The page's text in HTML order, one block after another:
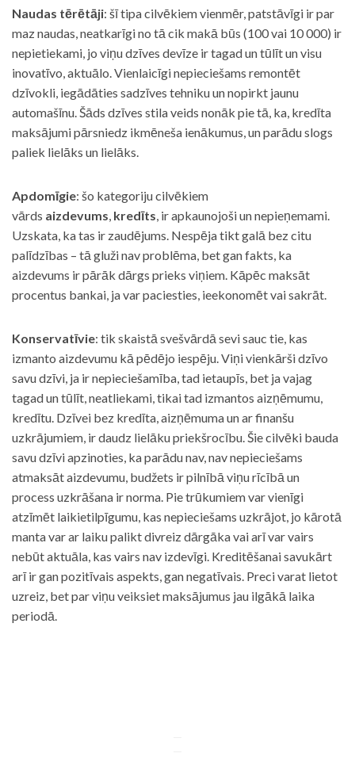
Naudas tērētāji: šī tipa cilvēkiem vienmēr, patstāvīgi ir par
maz naudas, neatkarīgi no tā cik makā būs (100 vai 10 000) ir
nepietiekami, jo viņu dzīves devīze ir tagad un tūlīt un visu
inovatīvo, aktuālo. Vienlaicīgi nepieciešams remontēt
dzīvokli, iegādāties sadzīves tehniku un nopirkt jaunu
automašīnu. Šāds dzīves stila veids nonāk pie tā, ka, kredīta
maksājumi pārsniedz ikmēneša ienākumus, un parādu slogs
paliek lielāks un lielāks.
Apdomīgie: šo kategoriju cilvēkiem
vārds aizdevums, kredīts, ir apkaunojoši un nepieņemami.
Uzskata, ka tas ir zaudējums. Nespēja tikt galā bez citu
palīdzības – tā gluži nav problēma, bet gan fakts, ka
aizdevums ir pārāk dārgs prieks viņiem. Kāpēc maksāt
procentus bankai, ja var paciesties, ieekonomēt vai sakrāt.
Konservatīvie: tik skaistā svešvārdā sevi sauc tie, kas
izmanto aizdevumu kā pēdējo iespēju. Viņi vienkārši dzīvo
savu dzīvi, ja ir nepieciešamība, tad ietaupīs, bet ja vajag
tagad un tūlīt, neatliekami, tikai tad izmantos aizņēmumu,
kredītu. Dzīvei bez kredīta, aizņēmuma un ar finanšu
uzkrājumiem, ir daudz lielāku priekšrocību. Šie cilvēki bauda
savu dzīvi apzinoties, ka parādu nav, nav nepieciešams
atmaksāt aizdevumu, budžets ir pilnībā viņu rīcībā un
process uzkrāšana ir norma. Pie trūkumiem var vienīgi
atzīmēt laikietilpīgumu, kas nepieciešams uzkrājot, jo kārotā
manta var ar laiku palikt divreiz dārgāka vai arī var vairs
nebūt aktuāla, kas vairs nav izdevīgi. Kreditēšanai savukārt
arī ir gan pozitīvais aspekts, gan negatīvais. Preci varat lietot
uzreiz, bet par viņu veiksiet maksājumus jau ilgākā laika
periodā.